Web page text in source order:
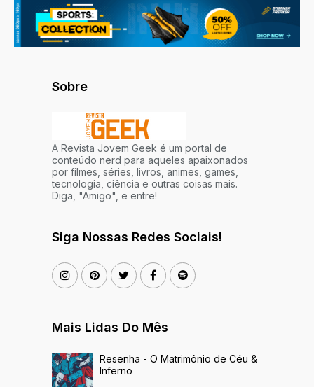
Sobre
A Revista Jovem Geek é um portal de
conteúdo nerd para aqueles apaixonados
por filmes, séries, livros, animes, games,
tecnologia, ciência e outras coisas mais.
Diga, "Amigo", e entre!
Siga Nossas Redes Sociais!
Mais Lidas Do Mês
Resenha - O Matrimônio de Céu &
Inferno